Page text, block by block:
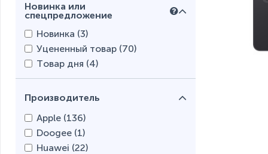
Новинка или
спецпредложение
Новинка (3)
Уцененный товар (70)
Товар дня (4)
Производитель
Apple (136)
Doogee (1)
Huawei (22)